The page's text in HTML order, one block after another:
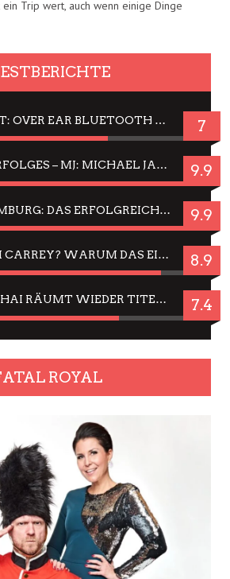
ein Trip wert, auch wenn einige Dinge
JBL TUNE 720BT: OVER EAR BLUETOOTH KOPFHÖRER UM DIE 50,-€ IM DAUER-TEST 7
WEGEN DES ERFOLGES – MJ: MICHAEL JACKSON MUSICAL IN EINER MATINEE SEHEN 9.9
JELLYFISH HAMBURG: DAS ERFOLGREICHE SOMMER-MENÜ 2025 IN GEFÜHLEN UND BILDERN 9.9
CÉSAR FÜR JIM CARREY? WARUM DAS EINER DER NERVIGSTEN ACTORS IST UND BLEIBT 8.9
JING JING: IN-THAI RÄUMT WIEDER TITEL AB – EIN ZWEI-STUNDEN-ERLEBNISBERICHT 7.4
ROYAL